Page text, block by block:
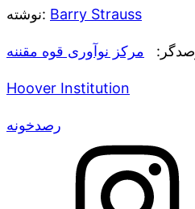
نوشته: Barry Strauss
مرکز نوآوری قوه مقننه
Hoover Institution
رصدخونه